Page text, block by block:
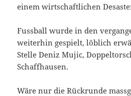
einem wirtschaftlichen
Fussball wurde in den
weiterhin gespielt, löblich
Stelle Deniz Mujic,
Schaffhausen.
Wäre nur die Rückrunde